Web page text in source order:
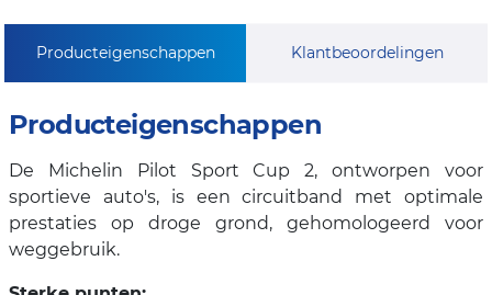
Producteigenschappen Klantbeoordelingen
Producteigenschappen
De Michelin Pilot Sport Cup 2, ontworpen voor
sportieve auto's, is een circuitband met optimale
prestaties op droge grond, gehomologeerd voor
weggebruik.